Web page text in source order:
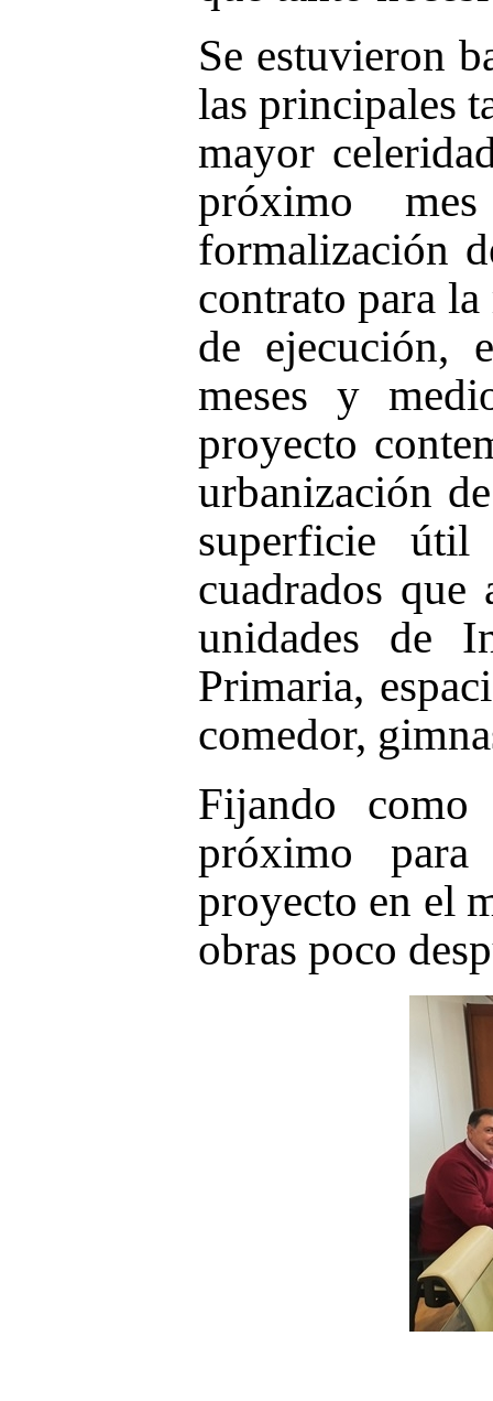
Se estuvieron
las principales
mayor
próximo
formalización
contrato para
de ejecución,
meses y
proyecto
urbanización
superficie
cuadrados que
unidades de
Primaria,
comedor,
Fijando
próximo
proyecto en el
obras poco